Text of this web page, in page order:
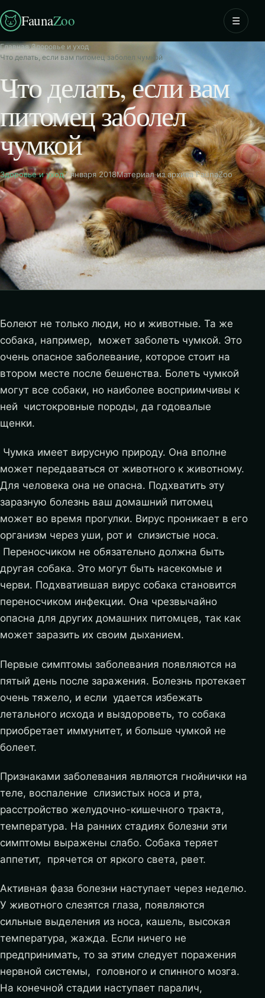
FaunaZoo ☰
Главная›Здоровье и уход›
Что делать, если вам питомец заболел чумкой
Что делать, если вам
питомец заболел
чумкой
Здоровье и уход7 января 2018Материал из архива FaunaZoo
Болеют не только люди, но и животные. Та же
собака, например, может заболеть чумкой. Это
очень опасное заболевание, которое стоит на
втором месте после бешенства. Болеть чумкой
могут все собаки, но наиболее восприимчивы к
ней чистокровные породы, да годовалые
щенки.
Чумка имеет вирусную природу. Она вполне
может передаваться от животного к животному.
Для человека она не опасна. Подхватить эту
заразную болезнь ваш домашний питомец
может во время прогулки. Вирус проникает в его
организм через уши, рот и слизистые носа.
Переносчиком не обязательно должна быть
другая собака. Это могут быть насекомые и
черви. Подхватившая вирус собака становится
переносчиком инфекции. Она чрезвычайно
опасна для других домашних питомцев, так как
может заразить их своим дыханием.
Первые симптомы заболевания появляются на
пятый день после заражения. Болезнь протекает
очень тяжело, и если удается избежать
летального исхода и выздороветь, то собака
приобретает иммунитет, и больше чумкой не
болеет.
Признаками заболевания являются гнойнички на
теле, воспаление слизистых носа и рта,
расстройство желудочно-кишечного тракта,
температура. На ранних стадиях болезни эти
симптомы выражены слабо. Собака теряет
аппетит, прячется от яркого света, рвет.
Активная фаза болезни наступает через неделю.
У животного слезятся глаза, появляются
сильные выделения из носа, кашель, высокая
температура, жажда. Если ничего не
предпринимать, то за этим следует поражения
нервной системы, головного и спинного мозга.
На конечной стадии наступает паралич,